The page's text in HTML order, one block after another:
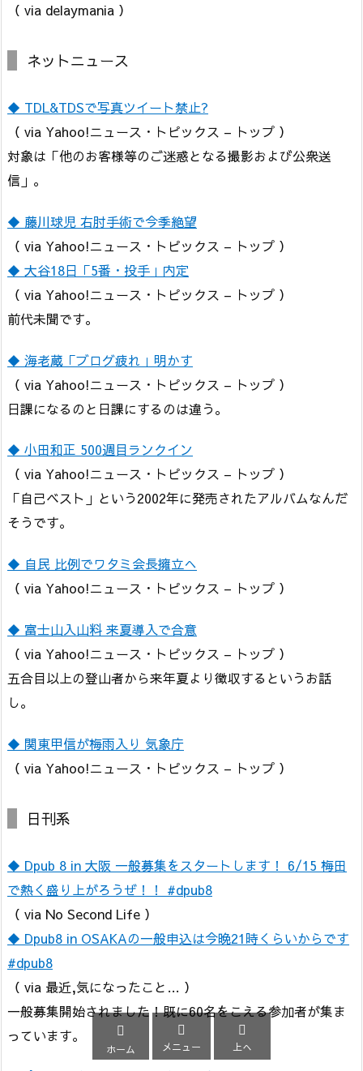
（ via delaymania ）
ネットニュース
◆ TDL&TDSで写真ツイート禁止?
（ via Yahoo!ニュース・トピックス – トップ ）
対象は「他のお客様等のご迷惑となる撮影および公衆送
信」。
◆ 藤川球児 右肘手術で今季絶望
（ via Yahoo!ニュース・トピックス – トップ ）
◆ 大谷18日「5番・投手」内定
（ via Yahoo!ニュース・トピックス – トップ ）
前代未聞です。
◆ 海老蔵「ブログ疲れ」明かす
（ via Yahoo!ニュース・トピックス – トップ ）
日課になるのと日課にするのは違う。
◆ 小田和正 500週目ランクイン
（ via Yahoo!ニュース・トピックス – トップ ）
「自己ベスト」という2002年に発売されたアルバムなんだ
そうです。
◆ 自民 比例でワタミ会長擁立へ
（ via Yahoo!ニュース・トピックス – トップ ）
◆ 富士山入山料 来夏導入で合意
（ via Yahoo!ニュース・トピックス – トップ ）
五合目以上の登山者から来年夏より徴収するというお話
し。
◆ 関東甲信が梅雨入り 気象庁
（ via Yahoo!ニュース・トピックス – トップ ）
日刊系
◆ Dpub 8 in 大阪 一般募集をスタートします！ 6/15 梅田
で熱く盛り上がろうぜ！！ #dpub8
（ via No Second Life ）
◆ Dpub8 in OSAKAの一般申込は今晩21時くらいからです
#dpub8
（ via 最近,気になったこと… ）
一般募集開始されました！既に60名をこえる参加者が集ま
っています。

ホーム

メニュー

上へ